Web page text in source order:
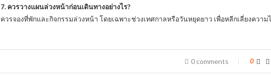
7. ควรวางแผนล่วงหน้าก่อนเดินทางอย่างไร?
ควรจองที่พักและกิจกรรมล่วงหน้า โดยเฉพาะช่วงเทศกาลหรือวันหยุดยาว เพื่อหลีกเลี่ยงความ
0 comments 0